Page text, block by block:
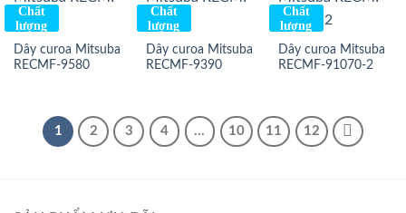
Chất
lượng
Dây curoa Mitsuba
RECMF-9580
Chất
lượng
Dây curoa Mitsuba
RECMF-9390
Chất
lượng
Dây curoa Mitsuba
RECMF-91070-2
1 2 3 4 … 10 11 12